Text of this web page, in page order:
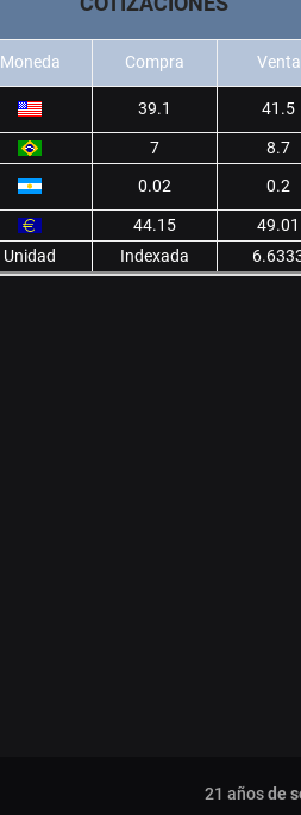
Moneda Compra Venta
39.1 41.5
7
8.7
0.02
0.2
44.15
49.01
Unidad
Indexada
21 añosde